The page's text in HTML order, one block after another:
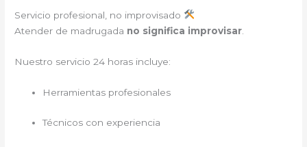
Servicio profesional, no improvisado
Atender de madrugada no significa improvisar
Nuestro servicio 24 horas incluye:
Herramientas profesionales
Técnicos con experiencia